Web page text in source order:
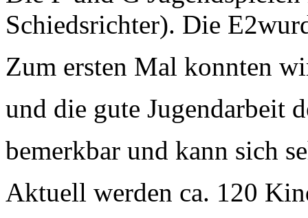
Schiedsrichter). Die
Zum ersten Mal konnten
und die gute Jugendarbeit
bemerkbar und kann sich
Aktuell werden ca. 120